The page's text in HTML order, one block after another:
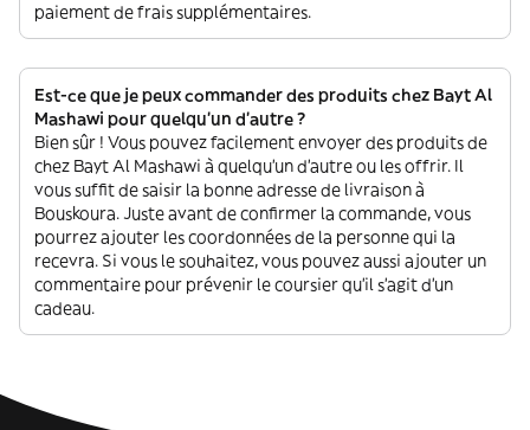
paiement de frais supplémentaires.
Est-ce que je peux commander des produits chez Bayt Al
Mashawi pour quelqu'un d'autre ?
Bien sûr ! Vous pouvez facilement envoyer des produits de
chez Bayt Al Mashawi à quelqu'un d'autre ou les offrir. Il
vous suffit de saisir la bonne adresse de livraison à
Bouskoura. Juste avant de confirmer la commande, vous
pourrez ajouter les coordonnées de la personne qui la
recevra. Si vous le souhaitez, vous pouvez aussi ajouter un
commentaire pour prévenir le coursier qu'il s'agit d'un
cadeau.